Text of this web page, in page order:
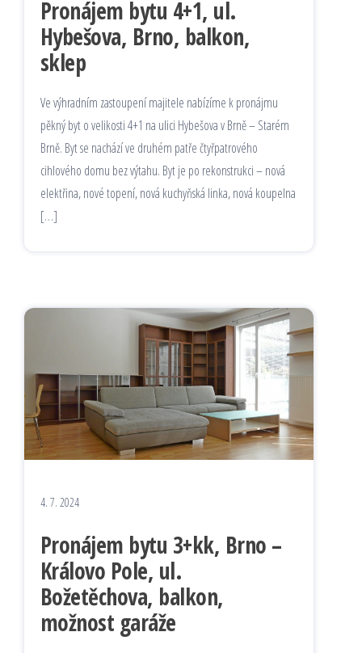
Pronájem bytu 4+1, ul.
Hybešova, Brno, balkon,
sklep
Ve výhradním zastoupení majitele nabízíme k pronájmu
pěkný byt o velikosti 4+1 na ulici Hybešova v Brně – Starém
Brně. Byt se nachází ve druhém patře čtyřpatrového
cihlového domu bez výtahu. Byt je po rekonstrukci – nová
elektřina, nové topení, nová kuchyňská linka, nová koupelna
[…]
4. 7. 2024
Pronájem bytu 3+kk, Brno –
Královo Pole, ul.
Božetěchova, balkon,
možnost garáže